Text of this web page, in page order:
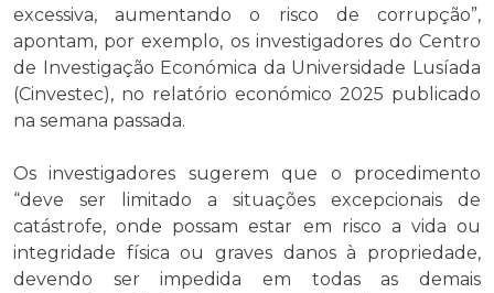
excessiva, aumentando o risco de corrupção”,
apontam, por exemplo, os investigadores do Centro
de Investigação Económica da Universidade Lusíada
(Cinvestec), no relatório económico 2025 publicado
na semana passada.
Os investigadores sugerem que o procedimento
“deve ser limitado a situações excepcionais de
catástrofe, onde possam estar em risco a vida ou
integridade física ou graves danos à propriedade,
devendo ser impedida em todas as demais